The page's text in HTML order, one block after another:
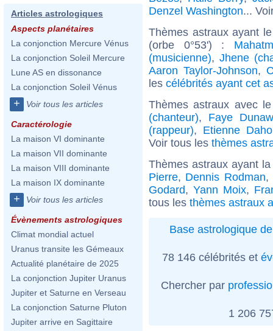
Articles astrologiques
Aspects planétaires
La conjonction Mercure Vénus
La conjonction Soleil Mercure
Lune AS en dissonance
La conjonction Soleil Vénus
+ Voir tous les articles
Caractérologie
La maison VI dominante
La maison VII dominante
La maison VIII dominante
La maison IX dominante
+ Voir tous les articles
Évènements astrologiques
Climat mondial actuel
Uranus transite les Gémeaux
Actualité planétaire de 2025
La conjonction Jupiter Uranus
Jupiter et Saturne en Verseau
La conjonction Saturne Pluton
Jupiter arrive en Sagittaire
Denzel Washington...
Thèmes astraux ayant
(orbe 0°53') :
(musicienne),Jhene
Aaron Taylor-Johnson,
les célébrités ayant cet
Thèmes astraux avec
(chanteur), Faye
(rappeur), Etienne Daho
Voir tous les thèmes
Thèmes astraux ayant
Pierre, Dennis Rodman,
Godard, Yann Moix,
tous les thèmes astraux
Base astrologique
78 146 célébrités et
Chercher par
1 206